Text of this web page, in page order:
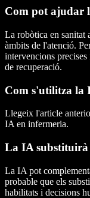
Com pot ajudar
La robòtica en sanitat
àmbits de l'atenció.
intervencions
de recuperació.
Com s'utilitza la
Llegeix l'article
IA en infermeria.
La IA substituirà
La IA pot
probable que els
habilitats i decisions